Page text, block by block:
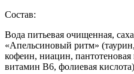
Состав:
Вода питьевая очищенная,
«Апельсиновый ритм»
кофеин, ниацин, пантотеновая
витамин B6, фолиевая